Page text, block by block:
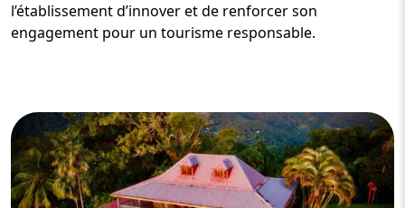
l’établissement d’innover et de renforcer son
engagement pour un tourisme responsable.
Image